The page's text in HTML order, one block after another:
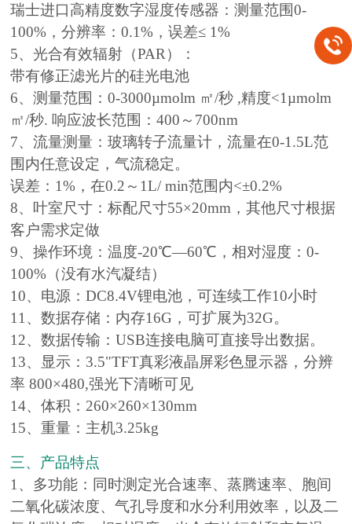
瑞士进口高精度数字湿度传感器：测量范围0-
100%，分辨率：0.1%，误差≤ 1%
5、光合有效辐射（PAR）：
带有修正滤光片的硅光电池
6、测量范围：0-3000µmolm ㎡/秒 ,精度<1µmolm
㎡/秒. 响应波长范围：400～700nm
7、流量测量：玻璃转子流量计，流量在0-1.5L范
围内任意设定，气流稳定。
误差：1%，在0.2～1L/ min范围内<±0.2%
8、叶室尺寸：标配尺寸55×20mm，其他尺寸根据
客户需求定做
9、操作环境：温度-20℃—60℃，相对湿度：0-
100%（没有水汽凝结）
10、电源：DC8.4V锂电池，可连续工作10小时
11、数据存储：内存16G，可扩展为32G。
12、数据传输：USB连接电脑可直接导出数据。
13、显示：3.5"TFT真彩液晶屏彩色显示器，分辨
率 800×480,强光下清晰可见
14、体积：260×260×130mm
15、重量：主机3.25kg
三、产品特点
1、多功能：同时测定光合速率、蒸腾速率、胞间
二氧化碳浓度、气孔导度和水分利用效率，以及二